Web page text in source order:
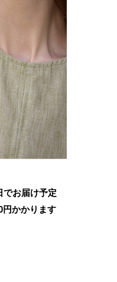
でお届け予定
円かかります